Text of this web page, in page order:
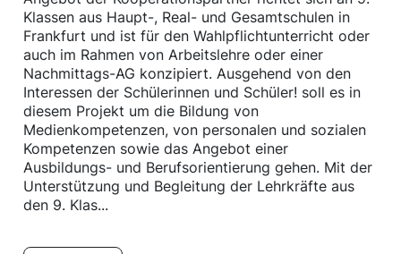
Klassen aus Haupt-, Real- und Gesamtschulen in
Frankfurt und ist für den Wahlpflichtunterricht oder
auch im Rahmen von Arbeitslehre oder einer
Nachmittags-AG konzipiert. Ausgehend von den
Interessen der Schülerinnen und Schüler! soll es in
diesem Projekt um die Bildung von
Medienkompetenzen, von personalen und sozialen
Kompetenzen sowie das Angebot einer
Ausbildungs- und Berufsorientierung gehen. Mit der
Unterstützung und Begleitung der Lehrkräfte aus
den 9. Klas...